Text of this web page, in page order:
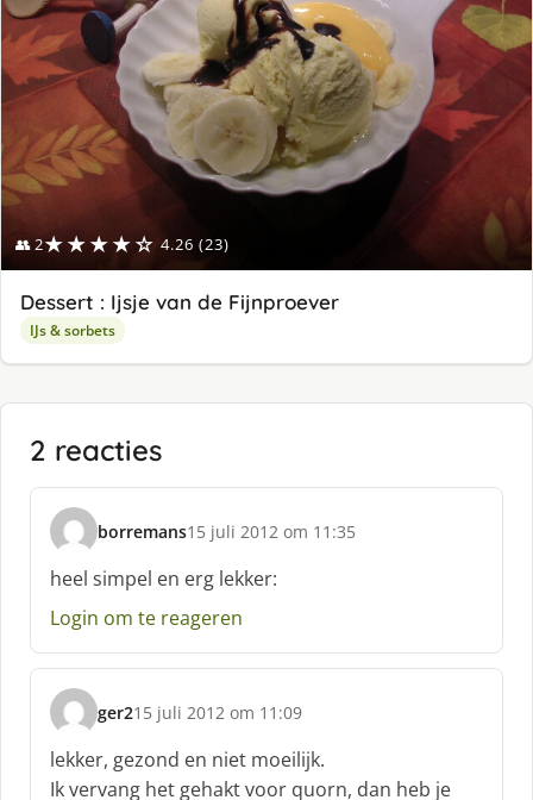
👥 2★★★★☆ 4.26 (23)
Dessert : Ijsje van de Fijnproever
IJs & sorbets
2 reacties
borremans
s
c
h
r
e
f
:
15 juli 2012 om 11:35
heel simpel en erg lekker:
Login om te reageren
ger2
s
c
h
15 juli 2012 om 11:09
lekker, gezond en niet moeilijk.
Ik vervang het gehakt voor quorn, dan heb je